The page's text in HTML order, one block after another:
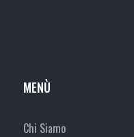
MENÙ
Chi Siamo